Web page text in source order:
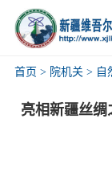
首页 > 院机关 > 自
亮相新疆丝